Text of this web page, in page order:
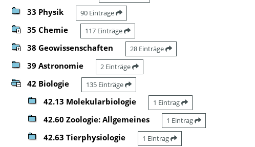
33 Physik 90 Einträge
35 Chemie 117 Einträge
38 Geowissenschaften 28 Einträge
39 Astronomie 2 Einträge
42 Biologie 135 Einträge
42.13 Molekularbiologie 1 Eintrag
42.60 Zoologie: Allgemeines 1 Eintrag
42.63 Tierphysiologie 1 Eintrag